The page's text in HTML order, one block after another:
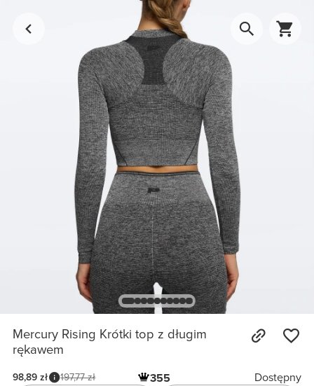
Mercury Rising Krótki top z długim
rękawem
98,89 zł 197,77 zł 355
Dostępny